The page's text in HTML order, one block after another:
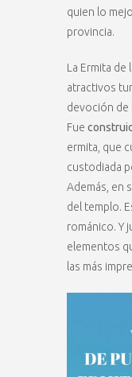
quien lo
provincia.
La Ermita de
atractivos
devoción de
Fue
ermita, que
custodiada
Además, en
del templo.
románico. Y
elementos
las más